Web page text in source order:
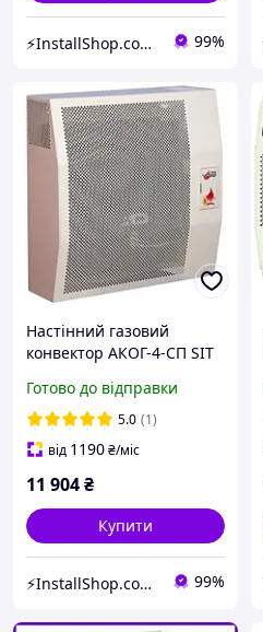
⚡InstallShop.com.ua⚡ 99%
Настінний газовий
конвектор АКОГ-4-СП SIT
Готово до відправки
5.0 (1)
від 1190₴/міс
11 904₴
Купити
⚡InstallShop.com.ua⚡ 99%